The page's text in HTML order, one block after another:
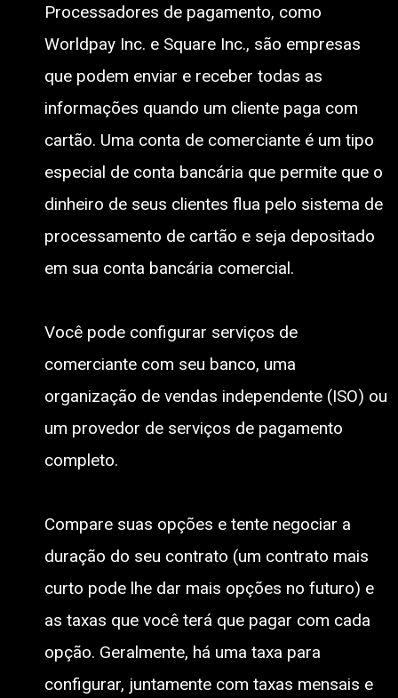
Processadores de pagamento, como
Worldpay Inc. e Square Inc., são empresas
que podem enviar e receber todas as
informações quando um cliente paga com
cartão. Uma conta de comerciante é um tipo
especial de conta bancária que permite que o
dinheiro de seus clientes flua pelo sistema de
processamento de cartão e seja depositado
em sua conta bancária comercial.
Você pode configurar serviços de
comerciante com seu banco, uma
organização de vendas independente (ISO) ou
um provedor de serviços de pagamento
completo.
Compare suas opções e tente negociar a
duração do seu contrato (um contrato mais
curto pode lhe dar mais opções no futuro) e
as taxas que você terá que pagar com cada
opção. Geralmente, há uma taxa para
configurar, juntamente com taxas mensais e